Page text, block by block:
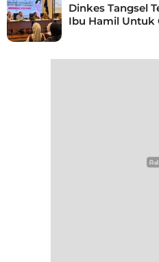
Dinkes Tangsel
Ibu Hamil Untuk